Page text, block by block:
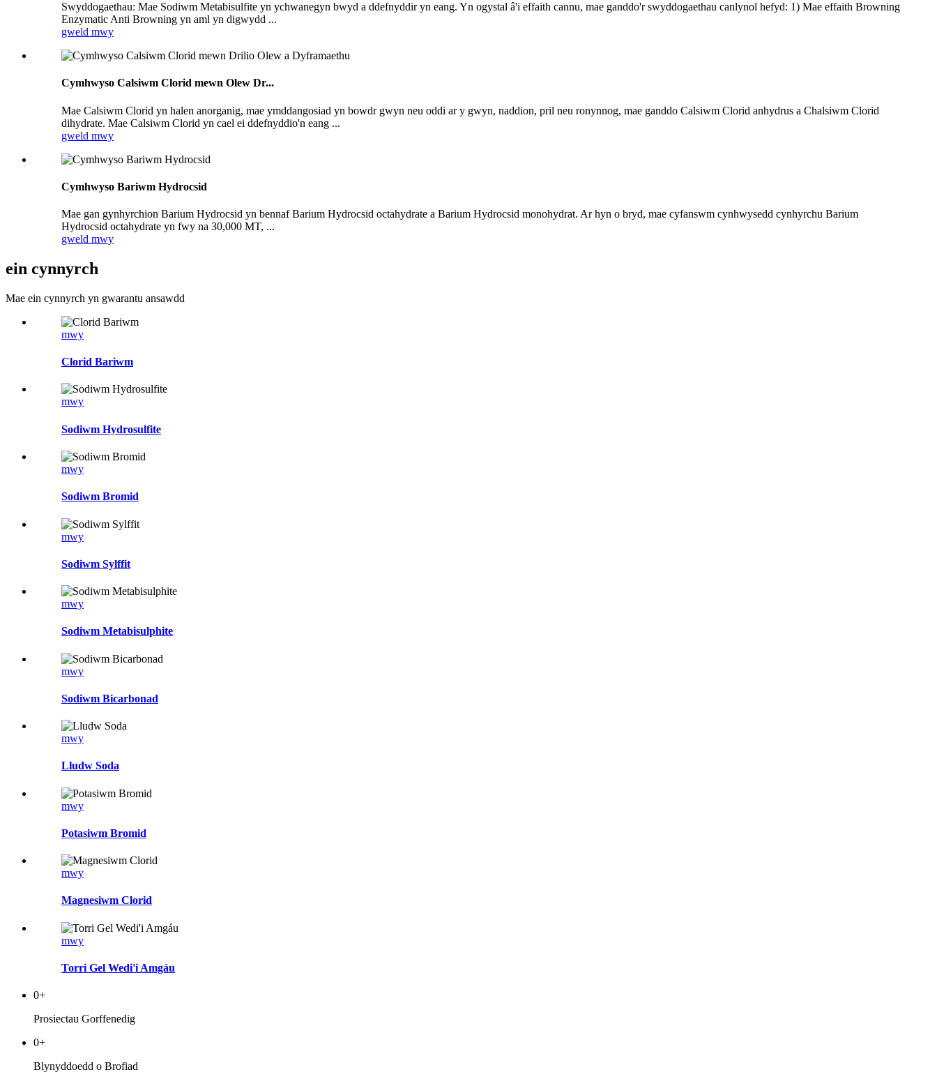
Swyddogaethau: Mae Sodiwm Metabisulfite yn ychwanegyn bwyd a ddefnyddir yn eang. Yn ogystal â'i effaith cannu, mae ganddo'r swyddogaethau canlynol hefyd: 1) Mae effaith Browning
Enzymatic Anti Browning yn aml yn digwydd ...
gweld mwy
Cymhwyso Calsiwm Clorid mewn Olew Dr...
Mae Calsiwm Clorid yn halen anorganig, mae ymddangosiad yn bowdr gwyn neu oddi ar y gwyn, naddion, pril neu ronynnog, mae ganddo Calsiwm Clorid anhydrus a Chalsiwm Clorid
dihydrate. Mae Calsiwm Clorid yn cael ei ddefnyddio'n eang ...
gweld mwy
Cymhwyso Bariwm Hydrocsid
Mae gan gynhyrchion Barium Hydrocsid yn bennaf Barium Hydrocsid octahydrate a Barium Hydrocsid monohydrat. Ar hyn o bryd, mae cyfanswm cynhwysedd cynhyrchu Barium
Hydrocsid octahydrate yn fwy na 30,000 MT, ...
gweld mwy
ein cynnyrch
Mae ein cynnyrch yn gwarantu ansawdd
mwy
Clorid Bariwm
mwy
Sodiwm Hydrosulfite
mwy
Sodiwm Bromid
mwy
Sodiwm Sylffit
mwy
Sodiwm Metabisulphite
mwy
Sodiwm Bicarbonad
mwy
Lludw Soda
mwy
Potasiwm Bromid
mwy
Magnesiwm Clorid
mwy
Torri Gel Wedi'i Amgáu
0+
Prosiectau Gorffenedig
0+
Blynyddoedd o Brofiad